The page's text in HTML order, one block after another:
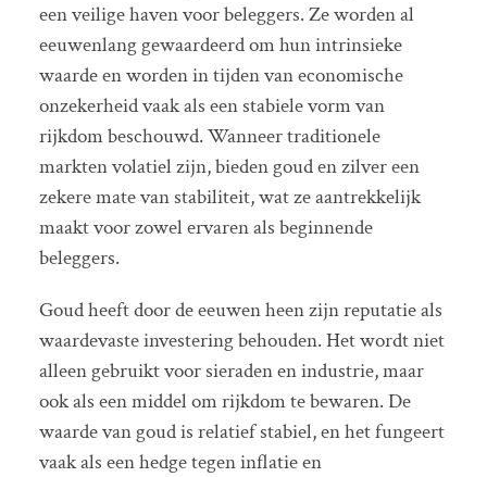
een veilige haven voor beleggers. Ze worden al
eeuwenlang gewaardeerd om hun intrinsieke
waarde en worden in tijden van economische
onzekerheid vaak als een stabiele vorm van
rijkdom beschouwd. Wanneer traditionele
markten volatiel zijn, bieden goud en zilver een
zekere mate van stabiliteit, wat ze aantrekkelijk
maakt voor zowel ervaren als beginnende
beleggers.
Goud heeft door de eeuwen heen zijn reputatie als
waardevaste investering behouden. Het wordt niet
alleen gebruikt voor sieraden en industrie, maar
ook als een middel om rijkdom te bewaren. De
waarde van goud is relatief stabiel, en het fungeert
vaak als een hedge tegen inflatie en